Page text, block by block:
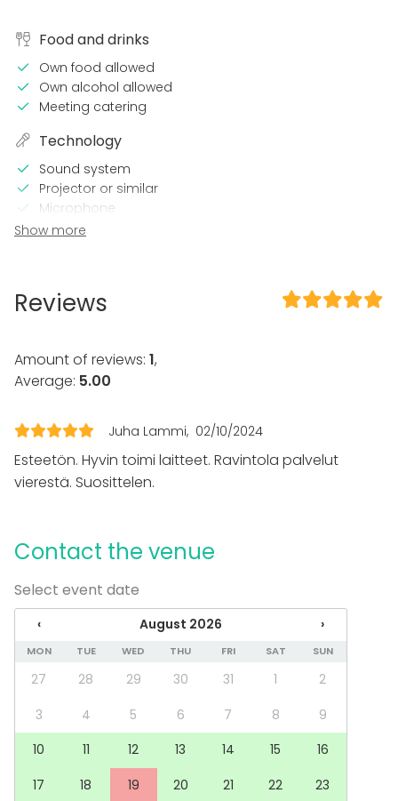
Food and drinks
Own food allowed
Own alcohol allowed
Meeting catering
Technology
Sound system
Projector or similar
Microphone
Wi-Fi
Wheelchair accessible
Equipment
Whiteboard / Flip chart
Event types
Party
Wedding
Spa / Wellness / Sauna
Conference / Seminar
Performance / Show
Recreation
Cabin trip / Retreat
Experience / Activity
Auditorium
Show more
Reviews
Amount of reviews: 1,
Average: 5.00
Juha Lammi 02/10/2024
Esteetön. Hyvin toimi laitteet. Ravintola palvelut
vierestä. Suosittelen.
Contact the venue
Select event date
‹ August 2026 ›
MON TUE WED THU FRI SAT SUN
27 28 29 30 31 1
2
3
4 5 6 7 8
9
10
11 12 13 14 15
16
17
18 19 20 21 22
23